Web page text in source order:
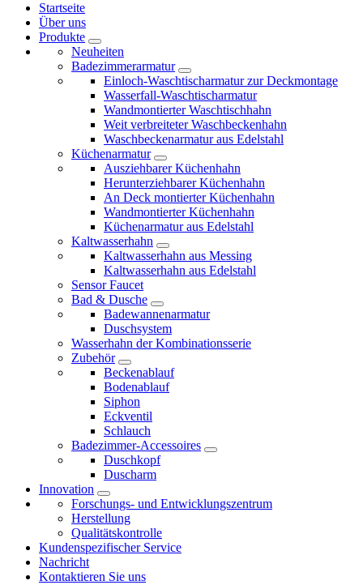
Startseite
Über uns
Produkte
Neuheiten
Badezimmerarmatur
Einloch-Waschtischarmatur zur Deckmontage
Wasserfall-Waschtischarmatur
Wandmontierter Waschtischhahn
Weit verbreiteter Waschbeckenhahn
Waschbeckenarmatur aus Edelstahl
Küchenarmatur
Ausziehbarer Küchenhahn
Herunterziehbarer Küchenhahn
An Deck montierter Küchenhahn
Wandmontierter Küchenhahn
Küchenarmatur aus Edelstahl
Kaltwasserhahn
Kaltwasserhahn aus Messing
Kaltwasserhahn aus Edelstahl
Sensor Faucet
Bad & Dusche
Badewannenarmatur
Duschsystem
Wasserhahn der Kombinationsserie
Zubehör
Beckenablauf
Bodenablauf
Siphon
Eckventil
Schlauch
Badezimmer-Accessoires
Duschkopf
Duscharm
Innovation
Forschungs- und Entwicklungszentrum
Herstellung
Qualitätskontrolle
Kundenspezifischer Service
Nachricht
Kontaktieren Sie uns